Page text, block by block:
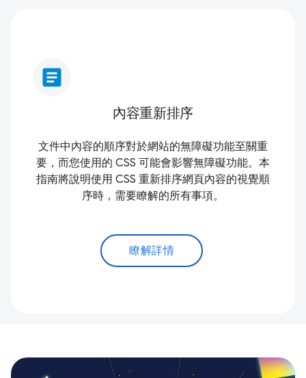
article
內容重新排序
文件中內容的順序對於網站的無障礙功能至關重
要，而您使用的 CSS 可能會影響無障礙功能。本
指南將說明使用 CSS 重新排序網頁內容的視覺順
序時，需要瞭解的所有事項。
瞭解詳情